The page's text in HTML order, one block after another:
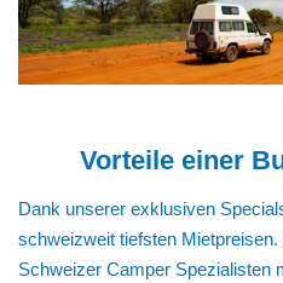
Vorteile einer
Dank unserer exklusiven
schweizweit tiefsten
Schweizer Camper Spezialisten